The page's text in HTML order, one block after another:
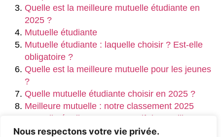
Nous respectons votre vie privée.
Quelle est la meilleure mutuelle étudiante en
2025 ?
Mutuelle étudiante
Mutuelle étudiante : laquelle choisir ? Est-elle
obligatoire ?
Quelle est la meilleure mutuelle pour les jeunes
?
Quelle mutuelle étudiante choisir en 2025 ?
Meilleure mutuelle : notre classement 2025
Mutuelle étudiante : comparatif des meilleures
offres | Réassurez-moi